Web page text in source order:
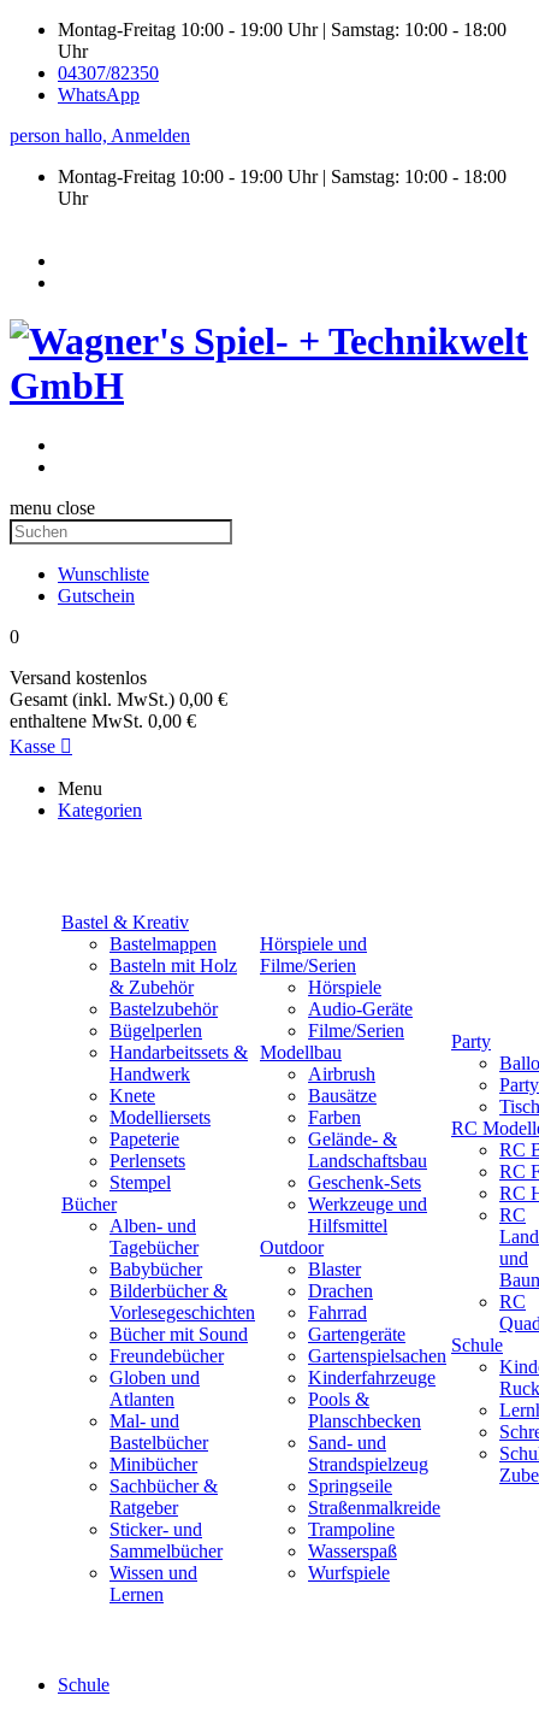
Montag-Freitag 10:00 - 19:00 Uhr | Samstag: 10:00 - 18:00
Uhr
04307/82350
WhatsApp
person hallo, Anmelden
Montag-Freitag 10:00 - 19:00 Uhr | Samstag: 10:00 - 18:00
Uhr
menu close
Wunschliste
Gutschein
0
Versand kostenlos
Gesamt (inkl. MwSt.) 0,00 €
enthaltene MwSt. 0,00 €
Kasse 
Menu
Kategorien
Bastel & Kreativ
Bastelmappen
Basteln mit Holz
& Zubehör
Bastelzubehör
Bügelperlen
Handarbeitssets &
Handwerk
Knete
Modelliersets
Papeterie
Perlensets
Stempel
Bücher
Alben- und
Tagebücher
Babybücher
Bilderbücher &
Vorlesegeschichten
Bücher mit Sound
Freundebücher
Globen und
Atlanten
Mal- und
Bastelbücher
Minibücher
Sachbücher &
Ratgeber
Sticker- und
Sammelbücher
Wissen und
Lernen
Hörspiele und
Filme/Serien
Hörspiele
Audio-Geräte
Filme/Serien
Modellbau
Airbrush
Bausätze
Farben
Gelände- &
Landschaftsbau
Geschenk-Sets
Werkzeuge und
Hilfsmittel
Outdoor
Blaster
Drachen
Fahrrad
Gartengeräte
Gartenspielsachen
Kinderfahrzeuge
Pools &
Planschbecken
Sand- und
Strandspielzeug
Springseile
Straßenmalkreide
Trampoline
Wasserspaß
Wurfspiele
Party
RC
RC
RC
RC
RC
und
RC
Schule
Schule